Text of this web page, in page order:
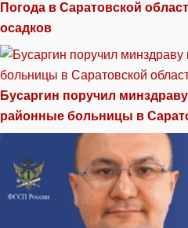
Погода в Саратовской
осадков
Бусаргин поручил
районные больницы в